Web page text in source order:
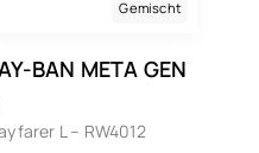
Gemischt
BAN META GEN
L – RW4012